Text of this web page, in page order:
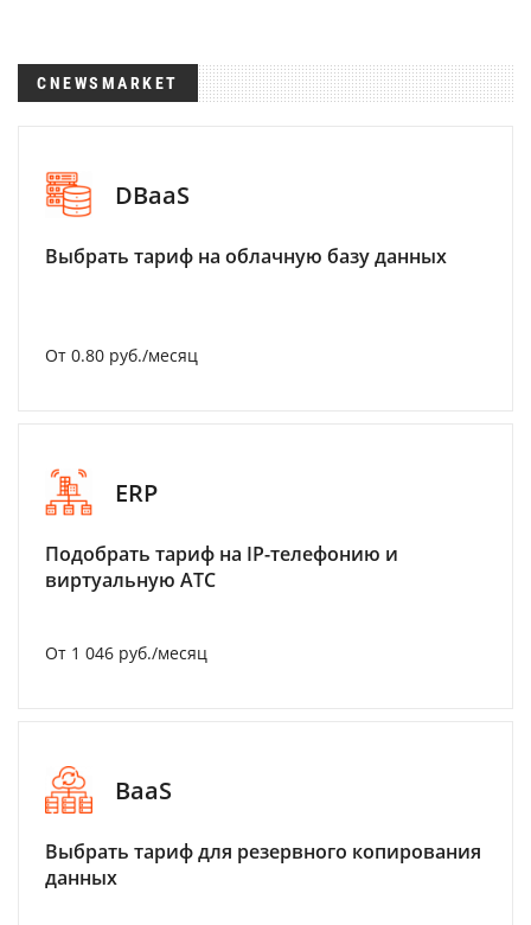
CNEWSMARKET
DBaaS
Выбрать тариф на облачную базу данных
От 0.80 руб./месяц
ERP
Подобрать тариф на IP-телефонию и
виртуальную АТС
От 1 046 руб./месяц
BaaS
Выбрать тариф для резервного копирования
данных